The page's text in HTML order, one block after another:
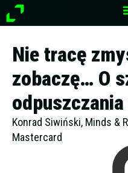
Przejdź
do
Nie tracę
zobaczę… O
Konrad Siwiński, Minds &
Mastercard